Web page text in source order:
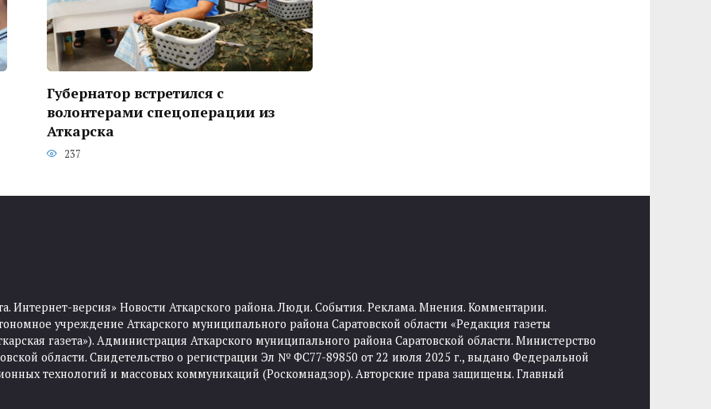
Губернатор встретился с
волонтерами спецоперации из
Аткарска
237
Интернет-версия» Новости Аткарского района. Люди. События. Реклама. Мнения. Комментарии.
учреждение Аткарского муниципального района Саратовской области «Редакция газеты
газета»). Администрация Аткарского муниципального района Саратовской области. Министерство
области. Свидетельство о регистрации Эл № ФС77-89850 от 22 июля 2025 г., выдано Федеральной
технологий и массовых коммуникаций (Роскомнадзор). Авторские права защищены. Главный